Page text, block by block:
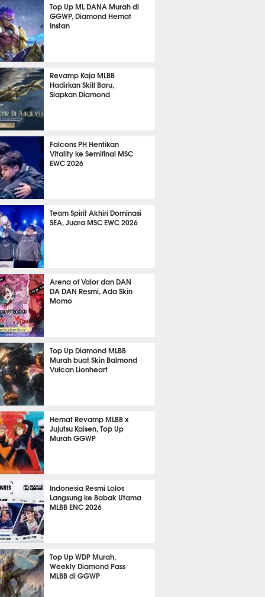
Top Up ML DANA Murah di
GGWP, Diamond Hemat
Instan
Revamp Kaja MLBB
Hadirkan Skill Baru,
Siapkan Diamond
Falcons PH Hentikan
Vitality ke Semifinal MSC
EWC 2026
Team Spirit Akhiri Dominasi
SEA, Juara MSC EWC 2026
Arena of Valor dan DAN
DA DAN Resmi, Ada Skin
Momo
Top Up Diamond MLBB
Murah buat Skin Balmond
Vulcan Lionheart
Hemat Revamp MLBB x
Jujutsu Kaisen, Top Up
Murah GGWP
Indonesia Resmi Lolos
Langsung ke Babak Utama
MLBB ENC 2026
Top Up WDP Murah,
Weekly Diamond Pass
MLBB di GGWP